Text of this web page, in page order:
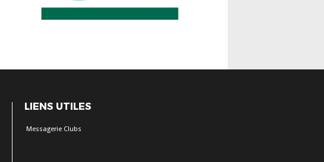
LIENS UTILES
Messagerie Clubs